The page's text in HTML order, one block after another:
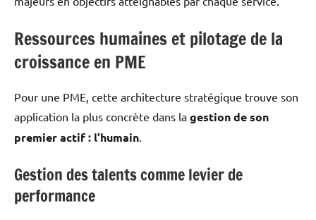
Ressources humaines et pilotage de la
croissance en PME
Pour une PME, cette architecture stratégique trouve son
application la plus concrète dans la gestion de son
premier actif : l’humain
Gestion des talents comme levier de
performance